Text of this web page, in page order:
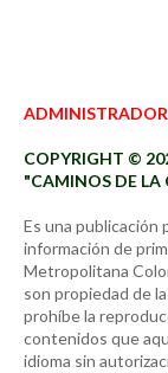
COPYRIGHT ©
"CAMINOS DE
Es una publicación
información de
Metropolitana
son propiedad de
prohíbe la
contenidos que
idioma sin